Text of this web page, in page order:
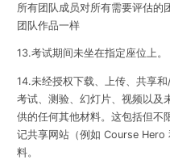
所有团队成员对所有需要评估的
团队作品一样
13.考试期间未坐在指定座位上。
14.未经授权下载、上传、共享
考试、测验、幻灯片、视频以及
供的任何其他材料。这包括但
记共享网站（例如 Course Hero
料。